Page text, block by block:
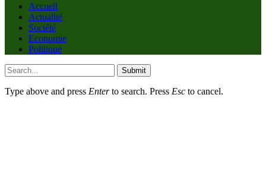
Accueil
Actualité
Société
Economie
Politique
Submit
Type above and press Enterto search. Press Esc to cancel.